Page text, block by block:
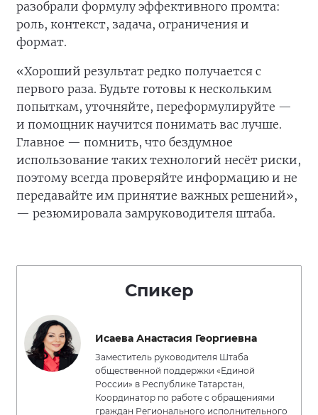
разобрали формулу эффективного промта:
роль, контекст, задача, ограничения и
формат.
«Хороший результат редко получается с
первого раза. Будьте готовы к нескольким
попыткам, уточняйте, переформулируйте —
и помощник научится понимать вас лучше.
Главное — помнить, что бездумное
использование таких технологий несёт риски,
поэтому всегда проверяйте информацию и не
передавайте им принятие важных решений»,
— резюмировала замруководителя штаба.
Спикер
Исаева Анастасия Георгиевна
Заместитель руководителя Штаба
общественной поддержки «Единой
России» в Республике Татарстан,
Координатор по работе с обращениями
граждан Регионального исполнительного